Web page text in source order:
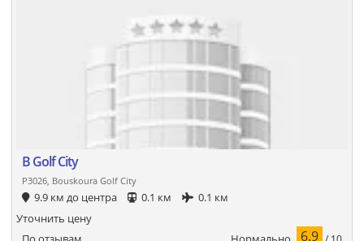
B Golf City
P3026, Bouskoura Golf City
9.9 км до центра 0.1 км 0.1 км
6.9
Уточнить цену